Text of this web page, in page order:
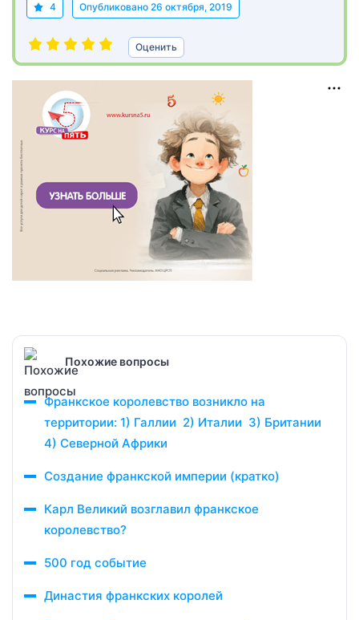
4 Опубликовано 26 октября, 2019
Оценить
Похожие вопросы
Франкское королевство возникло на
территории: 1) Галлии 2) Италии 3) Британии
4) Северной Африки
Создание франкской империи (кратко)
Карл Великий возглавил франкское
королевство?
500 год событие
Династия франкских королей